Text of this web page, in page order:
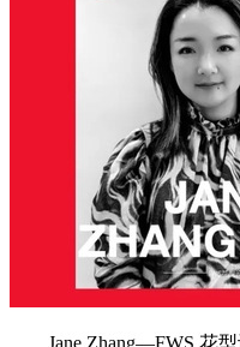
Jane Zhang—FWS 花型